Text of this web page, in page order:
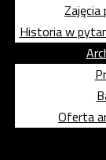
Zajęcia
Historia w
Oferta